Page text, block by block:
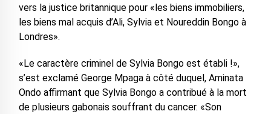
vers la justice britannique pour «les biens immobiliers,
les biens mal acquis d’Ali, Sylvia et Noureddin Bongo à
Londres».
«Le caractère criminel de Sylvia Bongo est établi !»,
s’est exclamé George Mpaga à côté duquel, Aminata
Ondo affirmant que Sylvia Bongo a contribué à la mort
de plusieurs gabonais souffrant du cancer. «Son